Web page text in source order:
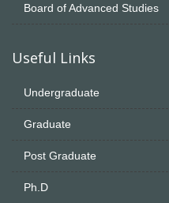
Board of Advanced Studies
Useful Links
Undergraduate
Graduate
Post Graduate
Ph.D